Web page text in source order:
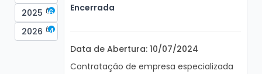
2025 6
2026 4
Encerrada
Data de Abertura: 10/07/2024
Contratação de empresa especializada